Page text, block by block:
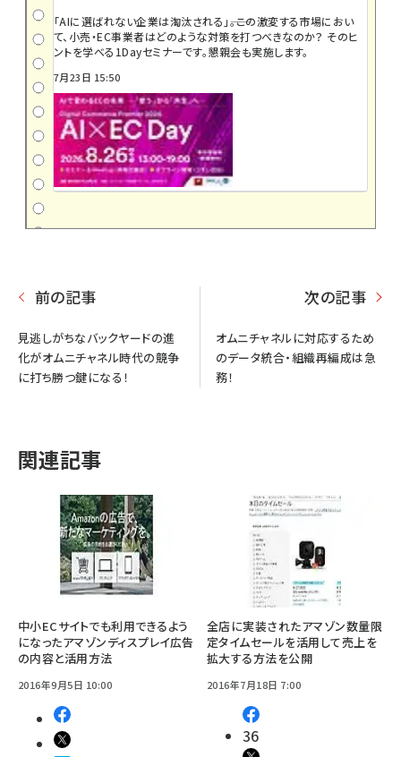
「AIに選ばれない企業は淘汰される」――。この激変する市場におい
て、小売・EC事業者はどのような対策を打つべきなのか？ そのヒ
ントを学べる1Dayセミナーです。懇親会も実施します。
7月23日 15:50
前の記事
見逃しがちなバックヤードの進
化がオムニチャネル時代の競争
に打ち勝つ鍵になる！
次の記事
オムニチャネルに対応するため
のデータ統合・組織再編成は急
務！
関連記事
中小ECサイトでも利用できるよう
になったアマゾンディスプレイ広告
の内容と活用方法
2016年9月5日 10:00
全店に実装されたアマゾン数量限
定タイムセールを活用して売上を
拡大する方法を公開
2016年7月18日 7:00
36